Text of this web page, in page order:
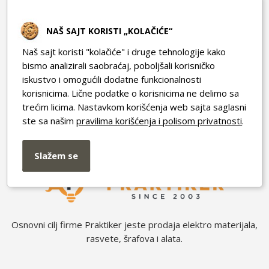
Brzi linkovi
PRAKTIKER
Cara Dušana 8, Nova Pazova
info@elektrowebshop.rs
062 267 147
PIB: 102816773
Osnovni cilj firme Praktiker jeste prodaja elektro materijala,
rasvete, šrafova i alata.
NAŠ SAJT KORISTI „KOLAČIĆE“
Naš sajt koristi "kolačiće" i druge tehnologije kako
bismo analizirali saobraćaj, poboljšali korisničko
iskustvo i omogućili dodatne funkcionalnosti
korisnicima. Lične podatke o korisnicima ne delimo sa
trećim licima. Nastavkom korišćenja web sajta saglasni
ste sa našimpravilima korišćenja i polisom privatnosti.
Slažem se